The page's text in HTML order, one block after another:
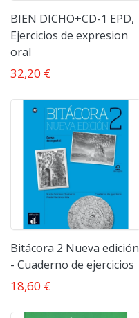
BIEN DICHO+CD-1 EPD,
Ejercicios de expresion
oral
32,20 €
Bitácora 2 Nueva edición
- Cuaderno de ejercicios
18,60 €